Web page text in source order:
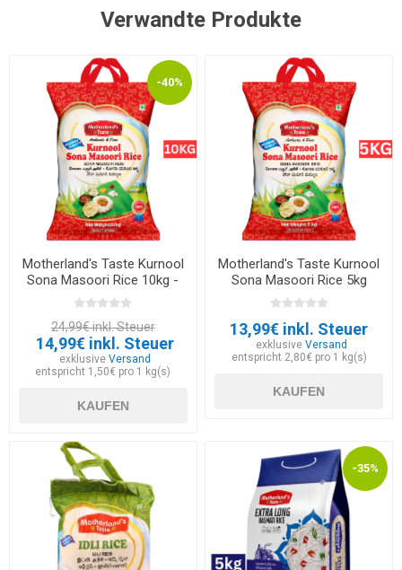
Verwandte Produkte
-40%
Motherland's Taste Kurnool
Sona Masoori Rice 10kg -
EXP 30.06.2026
24,99€ inkl. Steuer
14,99€ inkl. Steuer
exklusiveVersand
entspricht 1,50€ pro 1 kg(s)
KAUFEN
Motherland's Taste Kurnool
Sona Masoori Rice 5kg
13,99€ inkl. Steuer
exklusive Versand
entspricht 2,80€ pro 1 kg(s)
KAUFEN
-35%